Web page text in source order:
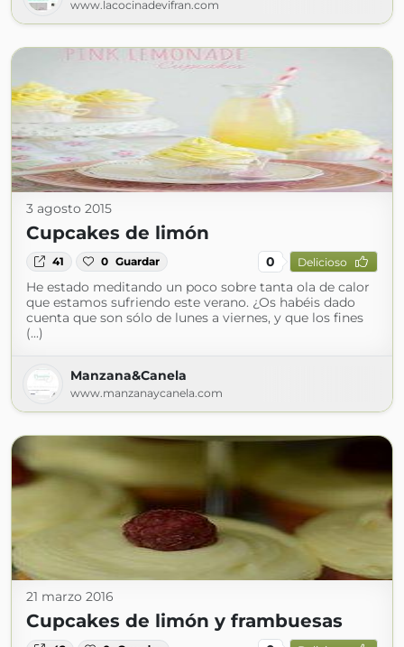
www.lacocinadevifran.com
3 agosto 2015
Cupcakes de limón
41 0 Guardar 0 Delicioso
He estado meditando un poco sobre tanta ola de calor
que estamos sufriendo este verano. ¿Os habéis dado
cuenta que son sólo de lunes a viernes, y que los fines
(...)
Manzana&Canela
www.manzanaycanela.com
21 marzo 2016
Cupcakes de limón y frambuesas